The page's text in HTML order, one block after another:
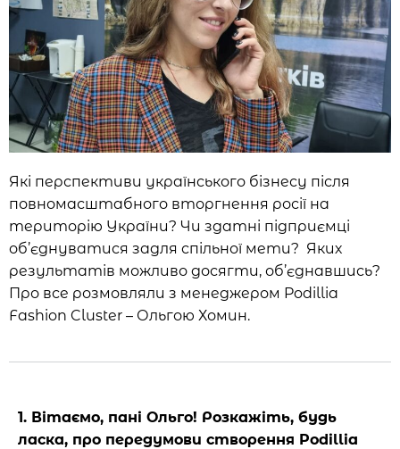
Які перспективи українського бізнесу після
повномасштабного вторгнення росії на
територію України? Чи здатні підприємці
об’єднуватися задля спільної мети? Яких
результатів можливо досягти, об’єднавшись?
Про все розмовляли з менеджером Podillia
Fashion Cluster – Ольгою Хомин.
1. Вітаємо, пані Ольго! Розкажіть, будь
ласка, про передумови створення Podillia